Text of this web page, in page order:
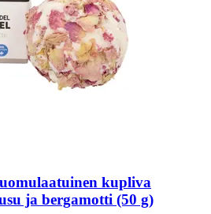
kupliva
ja bergamotti (50 g)